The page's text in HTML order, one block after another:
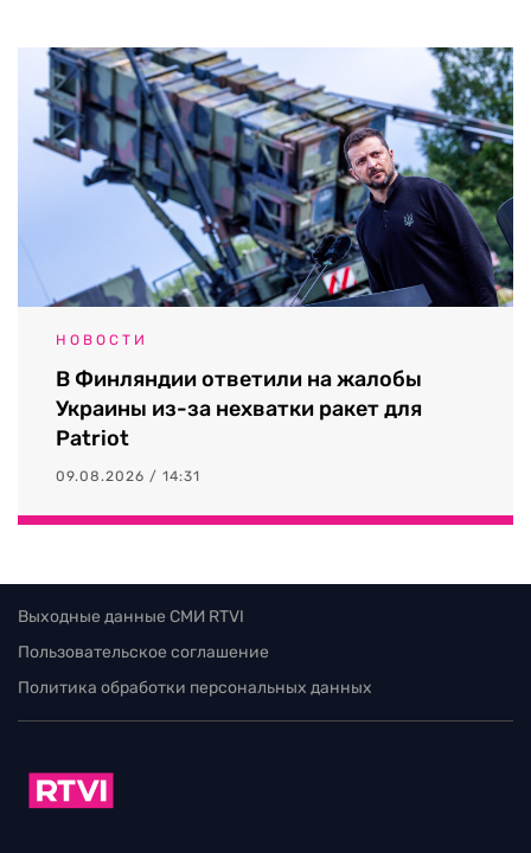
НОВОСТИ
В Финляндии ответили на жалобы
Украины из-за нехватки ракет для
Patriot
09.08.2026 / 14:31
Выходные данные СМИ RTVI
Пользовательское соглашение
Политика обработки персональных данных